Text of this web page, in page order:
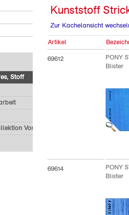
Stoff
Vorverkauf
Kunststoff
Zur Kachelansicht
Artikel
69612
PONY
Blister
69614
PONY
Blister